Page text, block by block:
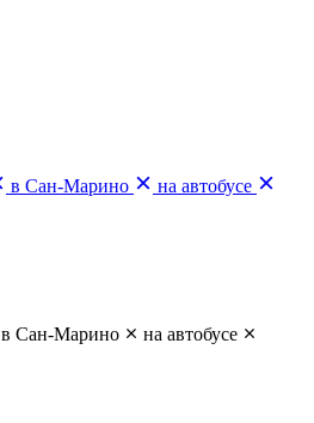
в Сан-Марино
на автобусе
в Сан-Марино
на автобусе